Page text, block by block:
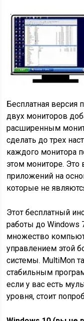
Бесплатная версия
двух мониторов
расширенным
сделать до трех
каждого монитора
этом мониторе. Это
приложений на
которые не
Этот бесплатный
работы до Windows
множество
управлением этой
системы. MultiMon
стабильным
если у вас есть
уровня, стоит